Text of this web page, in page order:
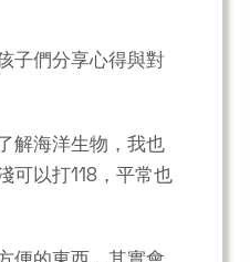
子們分享心得與對
解海洋生物，我也
可以打118，平常也